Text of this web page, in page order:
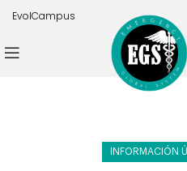
EvolCampus
INFORMACIÓN